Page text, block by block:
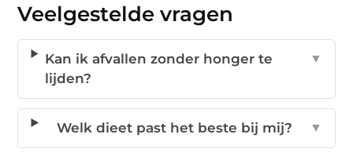
Veelgestelde vragen
Kan ik afvallen zonder honger te
lijden?
▼
Welk dieet past het beste bij mij? ▼